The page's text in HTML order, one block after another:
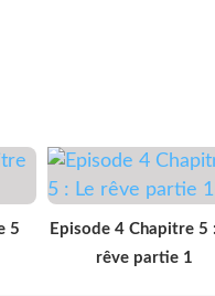
5
Episode 4 Chapitre 5
rêve partie 1